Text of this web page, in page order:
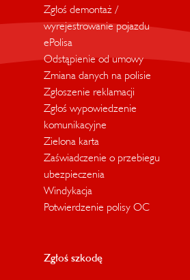
Zgłoś demontaż /
wyrejestrowanie pojazdu
ePolisa
Odstąpienie od umowy
Zmiana danych na polisie
Zgłoszenie reklamacji
Zgłoś wypowiedzenie
komunikacyjne
Zielona karta
Zaświadczenie o przebiegu
ubezpieczenia
Windykacja
Potwierdzenie polisy OC
Zgłoś szkodę